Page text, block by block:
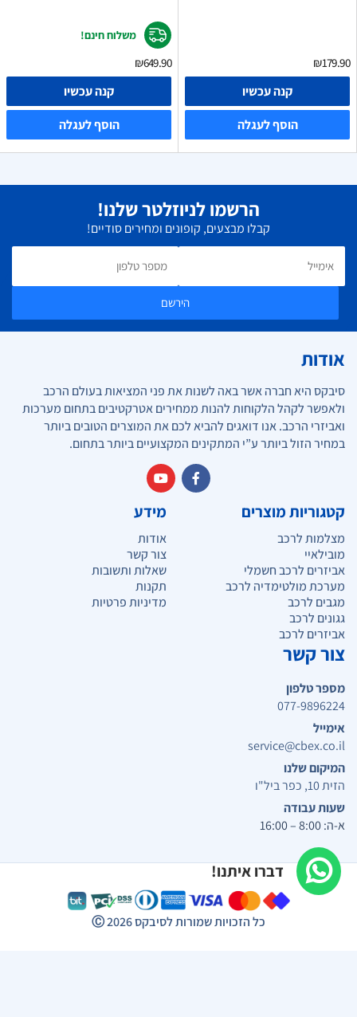
משלוח חינם!
₪649.90
קנה עכשיו
הוסף לעגלה
₪179.90
קנה עכשיו
הוסף לעגלה
דברו איתנו!
הרשמו לניוזלטר שלנו!
קבלו מבצעים, קופונים ומחירים סודיים!
הירשם
אודות
סיבקס היא חברה אשר באה לשנות את פני המציאות בעולם הרכב
ולאפשר לקהל הלקוחות להנות ממחירים אטרקטיבים בתחום מערכות
ואביזרי הרכב. אנו דואגים להביא לכם את המוצרים הטובים ביותר
במחיר הזול ביותר ע”י המתקינים המקצועיים ביותר בתחום.
קטגוריות מוצרים
מצלמות לרכב
מובילאיי
אביזרים לרכב חשמלי
מערכת מולטימדיה לרכב
מגבים לרכב
גגונים לרכב
אביזרים לרכב
מידע
אודות
צור קשר
שאלות ותשובות
תקנות
מדיניות פרטיות
צור קשר
מספר טלפון
077-9896224
אימייל
service@cbex.co.il
המיקום שלנו
הזית 10, כפר ביל"ו
שעות עבודה
א-ה: 8:00 – 16:00
כל הזכויות שמורות לסיבקס2026
Ⓒ